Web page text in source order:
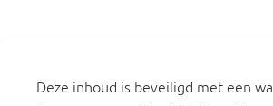
Deze inhoud is beveiligd met een